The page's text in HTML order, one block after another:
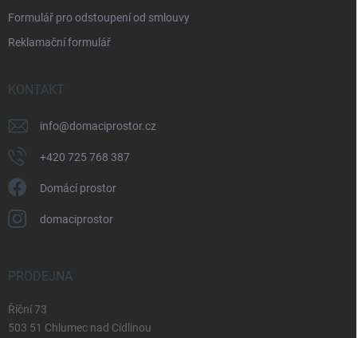
Formulář pro odstoupení od smlouvy
Reklamační formulář
KONTAKT
info@domaciprostor.cz
+420 725 768 387
Domácí prostor
domaciprostor
PRODEJNA
Říční 73
503 51 Chlumec nad Cidlinou